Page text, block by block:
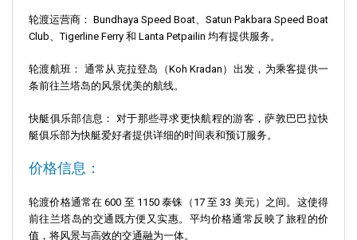
轮渡运营商： Bundhaya Speed Boat、Satun Pakbara Speed Boat
Club、Tigerline Ferry 和 Lanta Petpailin 均有提供服务。
轮渡航班： 通常从克拉登岛（Koh Kradan）出发，为乘客提供一
条前往兰塔岛的风景优美的航线。
快艇俱乐部信息： 对于那些寻求更快航程的游客，萨敦巴巴拉快
艇俱乐部为快艇爱好者提供详细的时间表和预订服务。
价格信息：
轮渡价格通常在 600 至 1150 泰铢（17 至 33 美元）之间。这使得
前往兰塔岛的交通既方便又实惠。平均价格通常反映了旅程的价
值，将风景与高效的交通融为一体。